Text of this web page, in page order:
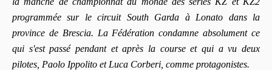
programmée sur le circuit South Garda à Lonato dans la
province de Brescia. La Fédération condamne absolument ce
qui s'est passé pendant et après la course et qui a vu deux
pilotes, Paolo Ippolito et Luca Corberi, comme protagonistes.